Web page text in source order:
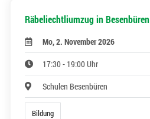
Räbeliechtliumzug in Besenbüren
Mo, 2. November 2026
17:30 - 19:00 Uhr
Schulen Besenbüren
Bildung